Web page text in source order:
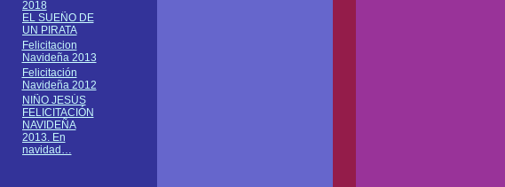
2018
EL SUEÑO DE
UN PIRATA
Felicitacion
Navideña 2013
Felicitación
Navideña 2012
NIÑO JESÚS
FELICITACIÓN
NAVIDEÑA
2013. En
navidad…